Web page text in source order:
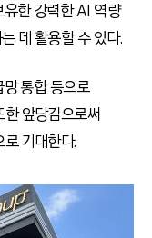
한 강력한 AI 역량
데 활용할 수 있다.
통합 등으로
앞당김으로써
기대한다.